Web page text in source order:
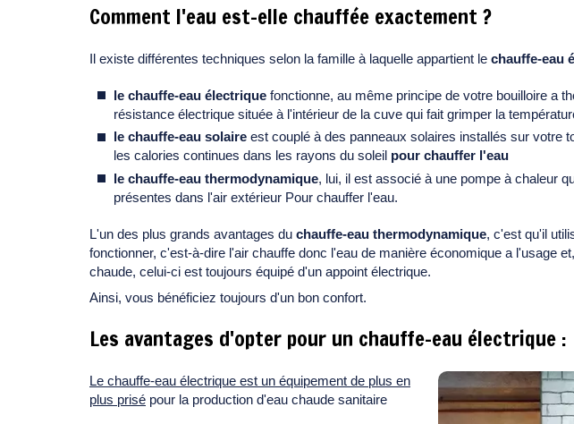
Comment l'eau est-elle chauffée exactement ?
Il existe différentes techniques selon la famille à laquelle appartient le chauffe-eau
le chauffe-eau électrique fonctionne, au même principe de votre bouilloire a
résistance électrique située à l'intérieur de la cuve qui fait grimper la
le chauffe-eau solaire est couplé à des panneaux solaires installés sur votre
les calories continues dans les rayons du soleil pour chauffer l'eau
le chauffe-eau thermodynamique, lui, il est associé à une pompe à chaleur
présentes dans l'air extérieur Pour chauffer l'eau.
L'un des plus grands avantages du chauffe-eau thermodynamique, c'est qu'il
fonctionner, c'est-à-dire l'air chauffe donc l'eau de manière économique a l'usage
chaude, celui-ci est toujours équipé d'un appoint électrique.
Ainsi, vous bénéficiez toujours d'un bon confort.
Les avantages d'opter pour un chauffe-eau électrique :
Le chauffe-eau électrique est un équipement de plus en
plus prisé pour la production d'eau chaude sanitaire